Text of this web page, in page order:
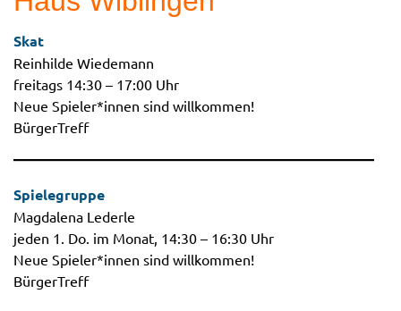
Skat
Reinhilde Wiedemann
freitags 14:30 – 17:00 Uhr
Neue Spieler*innen sind willkommen!
BürgerTreff
Spielegruppe
Magdalena Lederle
jeden 1. Do. im Monat, 14:30 – 16:30 Uhr
Neue Spieler*innen sind willkommen!
BürgerTreff